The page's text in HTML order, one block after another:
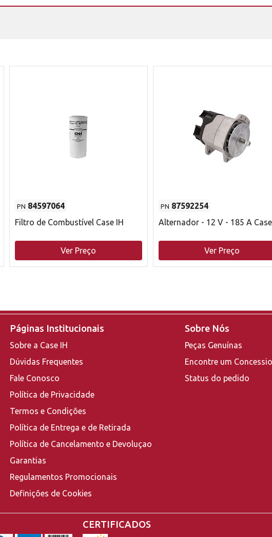
PN 84597064
Filtro de Combustível Case IH
Ver Preço
PN 87592254
Alternador - 12 V - 185 A Case
Ver Preço
Páginas Institucionais
Sobre a Case IH
Dúvidas Frequentes
Fale Conosco
Política de Privacidade
Termos e Condições
Política de Entrega e de Retirada
Política de Cancelamento e Devoluçao
Garantias
Regulamentos Promocionais
Definições de Cookies
Sobre Nós
Peças Genuínas
Encontre um
Status do pedido
CERTIFICADOS